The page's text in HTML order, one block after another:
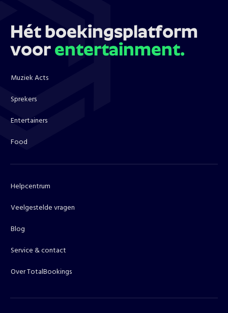
Hét boekingsplatform
voor entertainment.
Muziek Acts
Sprekers
Entertainers
Food
Helpcentrum
Veelgestelde vragen
Blog
Service & contact
Over TotalBookings